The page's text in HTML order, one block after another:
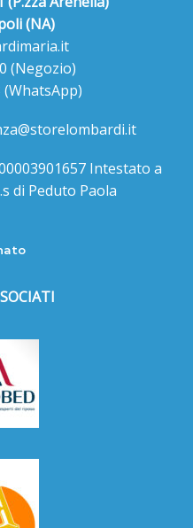
(NA)
(Negozio)
(WhatsApp)
Intestato a
di Peduto Paola